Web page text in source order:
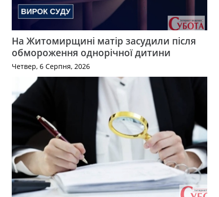
На Житомирщині матір засудили після
обмороження однорічної дитини
Четвер, 6 Серпня, 2026